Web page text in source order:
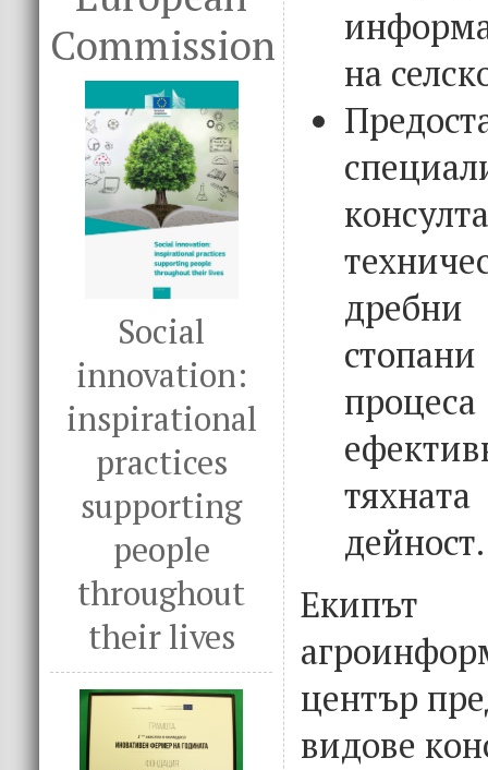
Commission
Social
innovation:
inspirational
practices
supporting
people
throughout
their lives
на
тяхната
дейност.
център
видове